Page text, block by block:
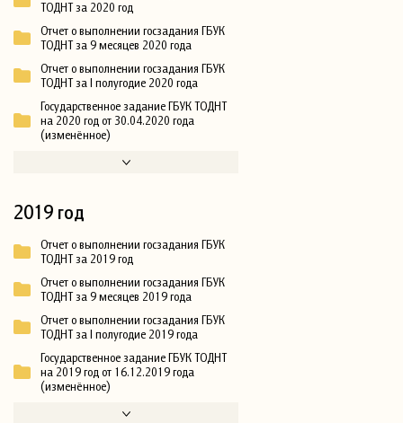
ТОДНТ за 2020 год
Отчет о выполнении госзадания ГБУК
ТОДНТ за 9 месяцев 2020 года
Отчет о выполнении госзадания ГБУК
ТОДНТ за I полугодие 2020 года
Государственное задание ГБУК ТОДНТ
на 2020 год от 30.04.2020 года
(изменённое)
2019 год
Отчет о выполнении госзадания ГБУК
ТОДНТ за 2019 год
Отчет о выполнении госзадания ГБУК
ТОДНТ за 9 месяцев 2019 года
Отчет о выполнении госзадания ГБУК
ТОДНТ за I полугодие 2019 года
Государственное задание ГБУК ТОДНТ
на 2019 год от 16.12.2019 года
(изменённое)